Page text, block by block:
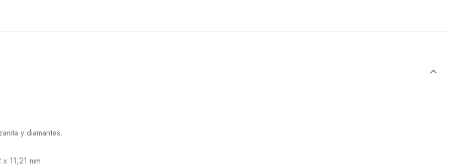
y diamantes.
11,21 mm.